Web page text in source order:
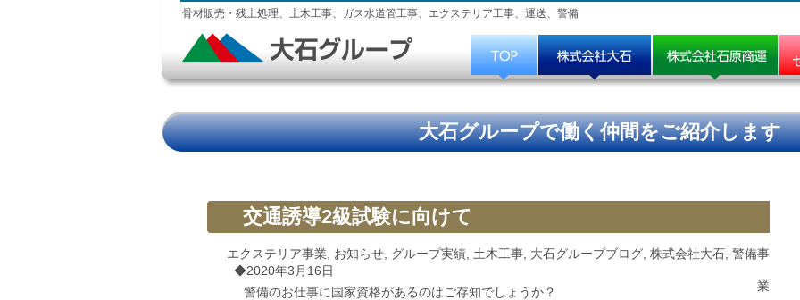
骨材販売・残土処理、土木工事、ガス水道管工事、エクステリア工事、運送、警備
大石グループで働く仲間をご紹介します
交通誘導2級試験に向けて
エクステリア事業 お知らせ グループ実績 土木工事 大石グループブログ 株式会社大石 警備事
業
◆2020年3月16日
警備のお仕事に国家資格があるのはご存知でしょうか？